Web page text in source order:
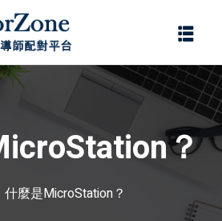
？
什麼是MicroStation？
錄